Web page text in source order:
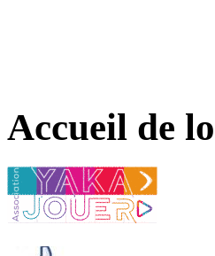
Accueil de